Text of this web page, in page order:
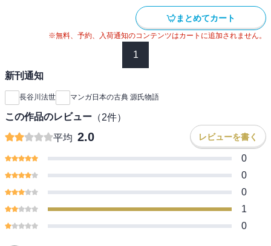
まとめてカート
※無料、予約、入荷通知のコンテンツはカートに追加されません。
1
新刊通知
長谷川法世 マンガ日本の古典 源氏物語
この作品のレビュー （2件）
平均 2.0 レビューを書く
0
0
0
1
0